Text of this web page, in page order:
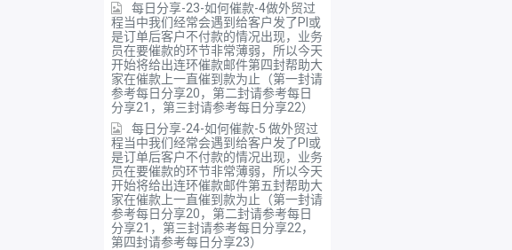
每日分享-23-如何催款-4做外贸过
程当中我们经常会遇到给客户发了PI或
是订单后客户不付款的情况出现，业务
员在要催款的环节非常薄弱，所以今天
开始将给出连环催款邮件第四封帮助大
家在催款上一直催到款为止（第一封请
参考每日分享20，第二封请参考每日
分享21，第三封请参考每日分享22）
每日分享-24-如何催款-5 做外贸过
程当中我们经常会遇到给客户发了PI或
是订单后客户不付款的情况出现，业务
员在要催款的环节非常薄弱，所以今天
开始将给出连环催款邮件第五封帮助大
家在催款上一直催到款为止（第一封请
参考每日分享20，第二封请参考每日
分享21，第三封请参考每日分享22，
第四封请参考每日分享23）